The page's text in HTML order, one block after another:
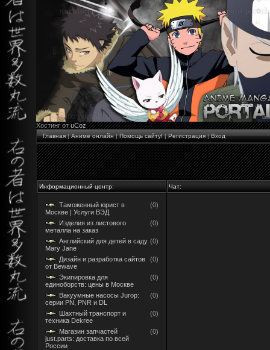
Хостинг отuCoz
Главная|Аниме онлайн|Помощь сайту!|Регистрация|Вход
Информационный центр: Чат:
Таможенный юрист в
Москве | Услуги ВЭД
(0)
Изделия из листового
металла на заказ
(0)
Английский для детей в саду
Mary Jane
(0)
Дизайн и разработка сайтов
от Bewave
(0)
Экипировка для
единоборств: цены в Москве
(0)
Вакуумные насосы Jurop:
серии PN, PNR и DL
(0)
Шахтный транспорт и
техника Dekree
(0)
Магазин запчастей
just.parts: доставка по всей
России
(0)